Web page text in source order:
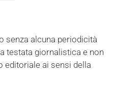
senza alcuna periodicità
testata giornalistica e non
editoriale ai sensi della